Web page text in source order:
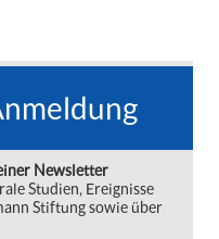
Newsletter
Studien, Ereignisse
Stiftung sowie über